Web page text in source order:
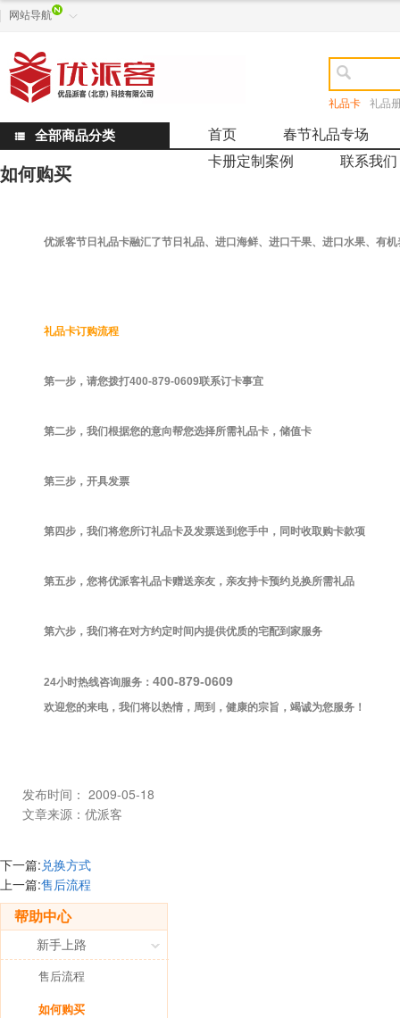
网站导航 

礼品卡 礼品
 全部商品分类 首页
春节礼品专场
卡册定制案例
联系我们
如何购买
优派客节日礼品卡融汇了节日礼品、进口海鲜、进口干果、进口水果、有机
礼品卡订购流程
第一步，请您拨打400-879-0609联系订卡事宜
第二步，我们根据您的意向帮您选择所需礼品卡，储值卡
第三步，开具发票
第四步，我们将您所订礼品卡及发票送到您手中，同时收取购卡款项
第五步，您将优派客礼品卡赠送亲友，亲友持卡预约兑换所需礼品
第六步，我们将在对方约定时间内提供优质的宅配到家服务
24小时热线咨询服务： 400-879-0609
欢迎您的来电，我们将以热情，周到，健康的宗旨，竭诚为您服务！
发布时间： 2009-05-18
文章来源：优派客
下一篇: 兑换方式
上一篇:售后流程
帮助中心
新手上路
售后流程
如何购买